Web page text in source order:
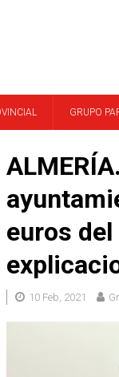
GRUPO
euros
10 Feb, 2021